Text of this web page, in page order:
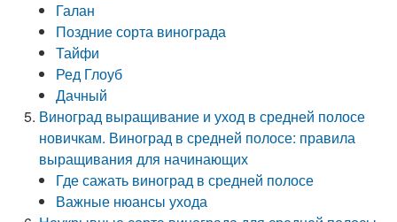
Галан
Поздние сорта винограда
Тайфи
Ред Глоуб
Дачный
Виноград выращивание и уход в средней полосе
новичкам. Виноград в средней полосе: правила
выращивания для начинающих
Где сажать виноград в средней полосе
Важные нюансы ухода